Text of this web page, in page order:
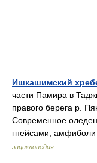
Ишкашимский
части Памира в
правого берега р.
Современное
гнейсами,
энциклопедия